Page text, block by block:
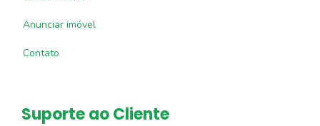
Anunciar imóvel
Contato
Suporte ao Cliente